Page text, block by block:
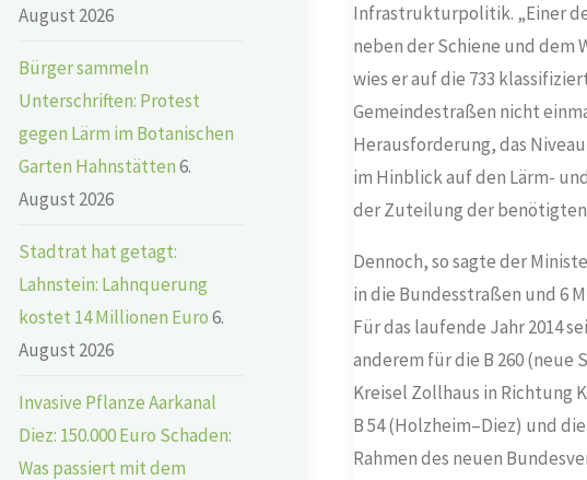
Infrastrukturpolitik. „Einer
neben der Schiene und dem
wies er auf die 733
Gemeindestraßen nicht
Herausforderung, das
im Hinblick auf den Lärm-
der Zuteilung der
Dennoch, so sagte der
in die Bundesstraßen und 6
Für das laufende Jahr 2014
anderem für die B 260 (neue
Kreisel Zollhaus in Richtung
B 54 (Holzheim–Diez) und
Rahmen des neuen
August 2026
Bürger sammeln
Unterschriften: Protest
gegen Lärm im Botanischen
Garten Hahnstätten6.
August 2026
Stadtrat hat getagt:
Lahnstein: Lahnquerung
kostet 14 Millionen Euro6.
August 2026
Invasive Pflanze Aarkanal
Diez: 150.000 Euro Schaden:
Was passiert mit dem